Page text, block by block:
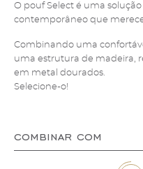
O pouf Select é uma
contemporâneo que
Combinando uma
uma estrutura de madeira,
em metal dourados.
Selecione-o!
combinar com